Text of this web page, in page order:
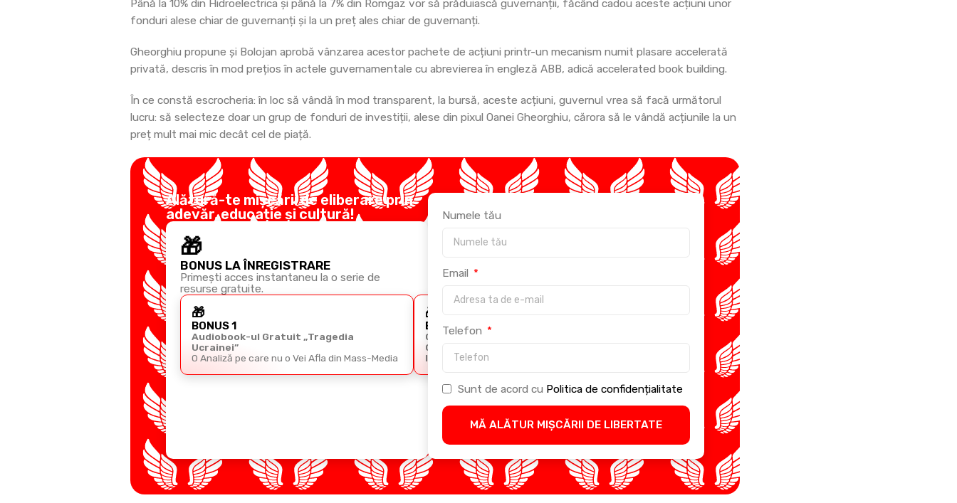
Până la 10% din Hidroelectrica și până la 7% din Romgaz vor să prăduiască guvernanții, făcând cadou aceste acțiuni unor
fonduri alese chiar de guvernanți și la un preț ales chiar de guvernanți.
Gheorghiu propune și Bolojan aprobă vânzarea acestor pachete de acțiuni printr-un mecanism numit plasare accelerată
privată, descris în mod prețios în actele guvernamentale cu abrevierea în engleză ABB, adică accelerated book building.
În ce constă escrocheria: în loc să vândă în mod transparent, la bursă, aceste acțiuni, guvernul vrea să facă următorul
lucru: să selecteze doar un grup de fonduri de investiții, alese din pixul Oanei Gheorghiu, cărora să le vândă acțiunile la un
preț mult mai mic decât cel de piață.
Alătură-te mișcării de eliberare prin
adevăr, educație și cultură!
🎁
BONUS LA ÎNREGISTRARE
Primești acces instantaneu la o serie de
resurse gratuite.
🎁
BONUS 1
Audiobook-ul Gratuit „Tragedia
Ucrainei”
O Analiză pe care nu o Vei Afla din Mass-Media
🎁
BONUS 2
Ghidul
Comunicării
Imperiale
Numele tău
Email
Telefon
Sunt de acord cu Politica de confidențialitate
MĂ ALĂTUR MIȘCĂRII DE LIBERTATE